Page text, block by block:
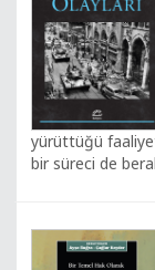
yürüttüğü
bir süreci de